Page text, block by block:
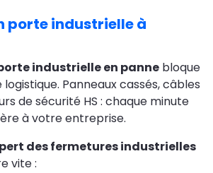
porte industrielle à
industrielle en panne bloque
Panneaux cassés, câbles
de sécurité HS : chaque minute
à votre entreprise.
des fermetures industrielles
vite :